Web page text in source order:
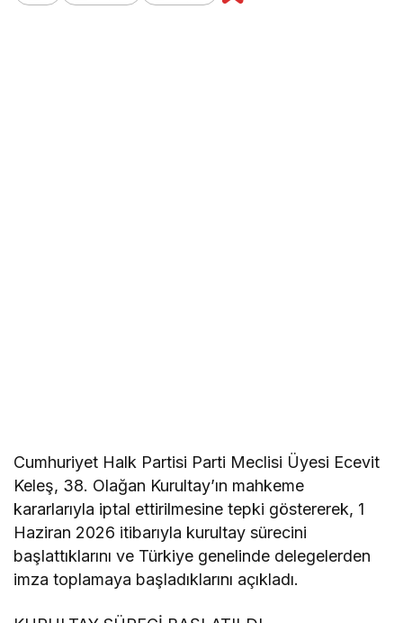
Cumhuriyet Halk Partisi Parti Meclisi Üyesi Ecevit
Keleş, 38. Olağan Kurultay’ın mahkeme
kararlarıyla iptal ettirilmesine tepki göstererek, 1
Haziran 2026 itibarıyla kurultay sürecini
başlattıklarını ve Türkiye genelinde delegelerden
imza toplamaya başladıklarını açıkladı.